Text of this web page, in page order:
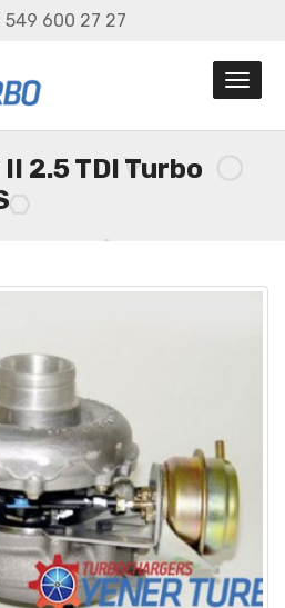
549 600 27 27
2.5 TDI Turbo